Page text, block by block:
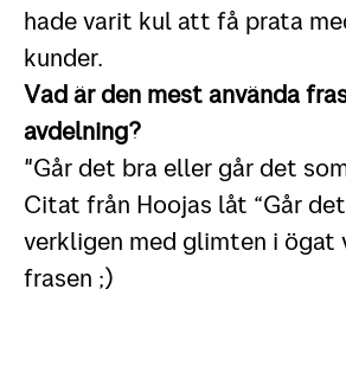
hade varit kul att få prata
kunder.
Vadär den mest använda
avdelning?
"Går det bra eller går det
Citat från Hoojas låt “Går
verkligen med glimten i ögat
frasen ;)